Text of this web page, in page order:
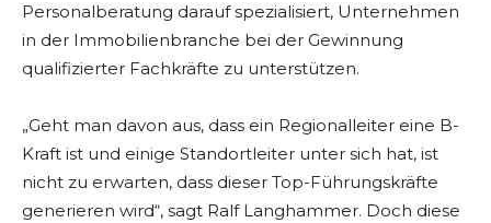
Personalberatung darauf spezialisiert, Unternehmen
in der Immobilienbranche bei der Gewinnung
qualifizierter Fachkräfte zu unterstützen.
„Geht man davon aus, dass ein Regionalleiter eine B-
Kraft ist und einige Standortleiter unter sich hat, ist
nicht zu erwarten, dass dieser Top-Führungskräfte
generieren wird“, sagt Ralf Langhammer. Doch diese